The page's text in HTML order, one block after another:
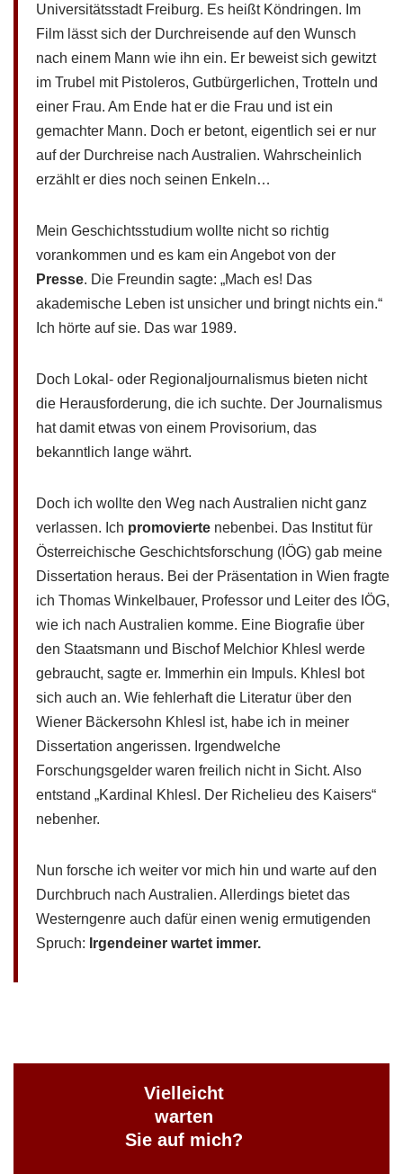
Universitätsstadt Freiburg. Es heißt Köndringen. Im
Film lässt sich der Durchreisende auf den Wunsch
nach einem Mann wie ihn ein. Er beweist sich gewitzt
im Trubel mit Pistoleros, Gutbürgerlichen, Trotteln und
einer Frau. Am Ende hat er die Frau und ist ein
gemachter Mann. Doch er betont, eigentlich sei er nur
auf der Durchreise nach Australien. Wahrscheinlich
erzählt er dies noch seinen Enkeln…
Mein Geschichtsstudium wollte nicht so richtig
vorankommen und es kam ein Angebot von der
Presse. Die Freundin sagte: „Mach es! Das
akademische Leben ist unsicher und bringt nichts ein.“
Ich hörte auf sie. Das war 1989.
Doch Lokal- oder Regionaljournalismus bieten nicht
die Herausforderung, die ich suchte. Der Journalismus
hat damit etwas von einem Provisorium, das
bekanntlich lange währt.
Doch ich wollte den Weg nach Australien nicht ganz
verlassen. Ich promovierte nebenbei. Das Institut für
Österreichische Geschichtsforschung (IÖG) gab meine
Dissertation heraus. Bei der Präsentation in Wien fragte
ich Thomas Winkelbauer, Professor und Leiter des IÖG,
wie ich nach Australien komme. Eine Biografie über
den Staatsmann und Bischof Melchior Khlesl werde
gebraucht, sagte er. Immerhin ein Impuls. Khlesl bot
sich auch an. Wie fehlerhaft die Literatur über den
Wiener Bäckersohn Khlesl ist, habe ich in meiner
Dissertation angerissen. Irgendwelche
Forschungsgelder waren freilich nicht in Sicht. Also
entstand „Kardinal Khlesl. Der Richelieu des Kaisers“
nebenher.
Nun forsche ich weiter vor mich hin und warte auf den
Durchbruch nach Australien. Allerdings bietet das
Westerngenre auch dafür einen wenig ermutigenden
Spruch: Irgendeiner wartet immer.
Vielleicht
warten
Sie auf mich?